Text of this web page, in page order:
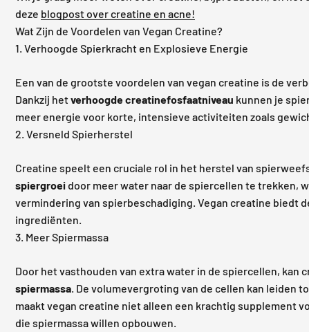
deze blogpost over creatine en acne!
Wat Zijn de Voordelen van Vegan Creatine?
1. Verhoogde Spierkracht en Explosieve Energie
Een van de grootste voordelen van vegan creatine is de
Dankzij hetverhoogde creatinefosfaatniveau kunnen je
meer energie voor korte, intensieve activiteiten zoals
2. Versneld Spierherstel
Creatine speelt een cruciale rol in het herstel van
spiergroei door meer water naar de spiercellen te trekken,
vermindering van spierbeschadiging. Vegan creatine biedt
ingrediënten.
3. Meer Spiermassa
Door het vasthouden van extra water in de spiercellen, kan
spiermassa . De volumevergroting van de cellen kan
maakt vegan creatine niet alleen een krachtig supplement
die spiermassa willen opbouwen.